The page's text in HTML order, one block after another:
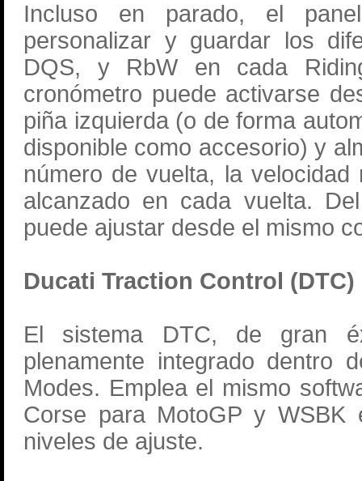
Incluso en parado, el
personalizar y guardar los
DQS, y RbW en cada
cronómetro puede activarse
piña izquierda (o de forma
disponible como accesorio) y
número de vuelta, la
alcanzado en cada vuelta.
puede ajustar desde el mismo
Ducati Traction Control (DTC)
El sistema DTC, de gran
plenamente integrado dentro
Modes. Emplea el mismo
Corse para MotoGP y
niveles de ajuste.